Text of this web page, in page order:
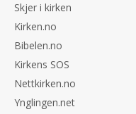
Skjer i kirken
Kirken.no
Bibelen.no
Kirkens SOS
Nettkirken.no
Ynglingen.net